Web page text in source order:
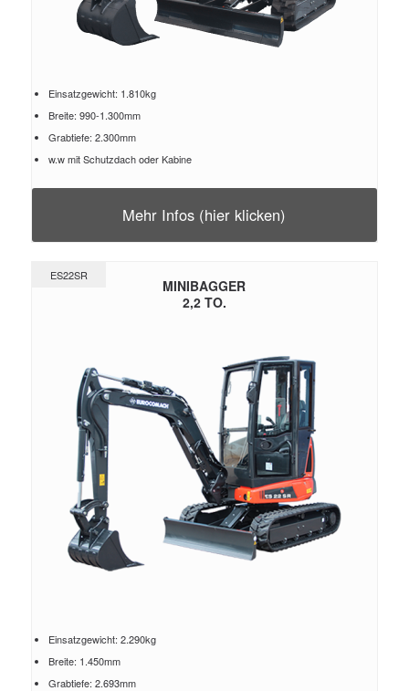
Einsatzgewicht: 1.810kg
Breite: 990-1.300mm
Grabtiefe: 2.300mm
w.w mit Schutzdach oder Kabine
Mehr Infos (hier klicken)
ES22SR
MINIBAGGER
2,2 TO.
Einsatzgewicht: 2.290kg
Breite: 1.450mm
Grabtiefe: 2.693mm